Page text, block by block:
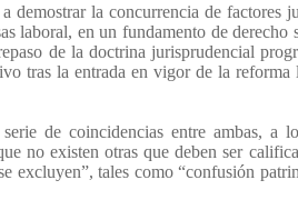
demostrar la concurrencia de factores
laboral, en un fundamento de derecho
de la doctrina jurisprudencial
tras la entrada en vigor de la
de coincidencias entre ambas, a
no existen otras que deben ser
excluyen”, tales como “confusión